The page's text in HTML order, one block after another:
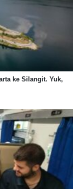
ke Silangit. Yuk,